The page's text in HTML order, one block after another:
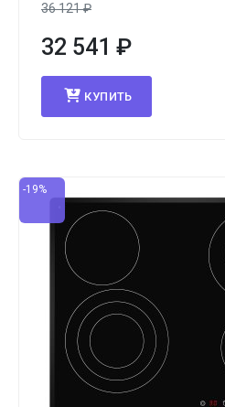
36 121₽
32 541 ₽
КУПИТЬ
-19%